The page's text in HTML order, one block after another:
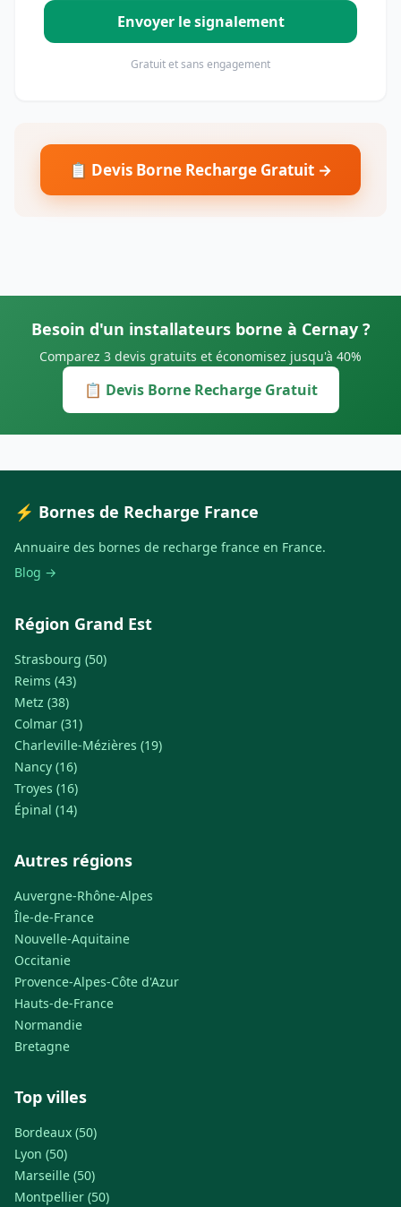
Envoyer le signalement
Gratuit et sans engagement
📋 Devis Borne Recharge Gratuit →
Besoin d'un installateurs borne à Cernay ?
Comparez 3 devis gratuits et économisez jusqu'à 40%
📋 Devis Borne Recharge Gratuit
⚡ Bornes de Recharge France
Annuaire des bornes de recharge france en France.
Blog →
Région Grand Est
Strasbourg (50)
Reims (43)
Metz (38)
Colmar (31)
Charleville-Mézières (19)
Nancy (16)
Troyes (16)
Épinal (14)
Autres régions
Auvergne-Rhône-Alpes
Île-de-France
Nouvelle-Aquitaine
Occitanie
Provence-Alpes-Côte d'Azur
Hauts-de-France
Normandie
Bretagne
Top villes
Bordeaux (50)
Lyon (50)
Marseille (50)
Montpellier (50)